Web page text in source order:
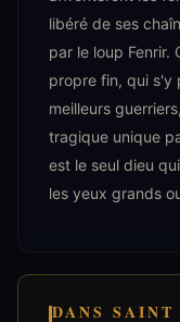
libéré de ses
par le loup Fenrir.
propre fin, qui s'y
meilleurs
tragique unique
est le seul dieu
les yeux grands
DANS SAINT